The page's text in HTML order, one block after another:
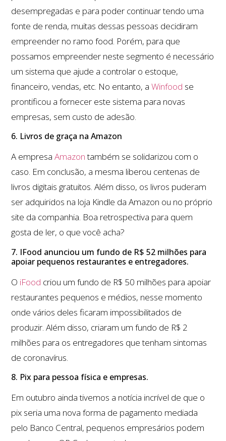
desempregadas e para poder continuar tendo uma
fonte de renda, muitas dessas pessoas decidiram
empreender no ramo food. Porém, para que
possamos empreender neste segmento é necessário
um sistema que ajude a controlar o estoque,
financeiro, vendas, etc. No entanto, aWinfood se
prontificou a fornecer este sistema para novas
empresas, sem custo de adesão.
6. Livros de graça na Amazon
A empresaAmazontambém se solidarizou com o
caso. Em conclusão, a mesma liberou centenas de
livros digitais gratuitos. Além disso, os livros puderam
ser adquiridos na loja Kindle da Amazon ou no próprio
site da companhia. Boa retrospectiva para quem
gosta de ler, o que você acha?
7. IFood anunciou um fundo de R$ 52 milhões para
apoiar pequenos restaurantes e entregadores.
O iFood criou um fundo de R$ 50 milhões para apoiar
restaurantes pequenos e médios, nesse momento
onde vários deles ficaram impossibilitados de
produzir. Além disso, criaram um fundo de R$ 2
milhões para os entregadores que tenham sintomas
de coronavírus.
8. Pix para pessoa física e empresas.
Em outubro ainda tivemos a notícia incrível de que o
pix seria uma nova forma de pagamento mediada
pelo Banco Central, pequenos empresários podem